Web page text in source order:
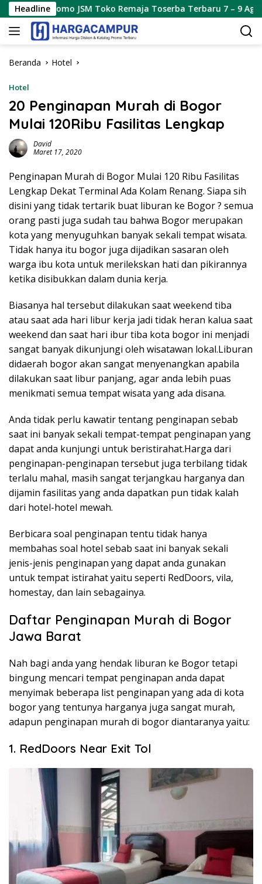
Langsung
ke
konten
Headline
Toko Remaja Toserba Terbaru 7 – 9 Agustus 2026
Beranda Hotel
Hotel
20 Penginapan Murah di Bogor
Mulai 120Ribu Fasilitas Lengkap
David
Maret 17, 2020
Penginapan Murah di Bogor Mulai 120 Ribu Fasilitas
Lengkap Dekat Terminal Ada Kolam Renang. Siapa sih
disini yang tidak tertarik buat liburan ke Bogor ? semua
orang pasti juga sudah tau bahwa Bogor merupakan
kota yang menyuguhkan banyak sekali tempat wisata.
Tidak hanya itu bogor juga dijadikan sasaran oleh
warga ibu kota untuk merilekskan hati dan pikirannya
ketika disibukkan dalam dunia kerja.
Biasanya hal tersebut dilakukan saat weekend tiba
atau saat ada hari libur kerja jadi tidak heran kalua saat
weekend dan saat hari ibur tiba kota bogor ini menjadi
sangat banyak dikunjungi oleh wisatawan lokal.Liburan
didaerah bogor akan sangat menyenangkan apabila
dilakukan saat libur panjang, agar anda lebih puas
menikmati semua tempat wisata yang ada disana.
Anda tidak perlu kawatir tentang penginapan sebab
saat ini banyak sekali tempat-tempat penginapan yang
dapat anda kunjungi untuk beristirahat.Harga dari
penginapan-penginapan tersebut juga terbilang tidak
terlalu mahal, masih sangat terjangkau harganya dan
dijamin fasilitas yang anda dapatkan pun tidak kalah
dari hotel-hotel mewah.
Berbicara soal penginapan tentu tidak hanya
membahas soal hotel sebab saat ini banyak sekali
jenis-jenis penginapan yang dapat anda gunakan
untuk tempat istirahat yaitu seperti RedDoors, vila,
homestay, dan lain sebagainya.
Daftar Penginapan Murah di Bogor
Jawa Barat
Nah bagi anda yang hendak liburan ke Bogor tetapi
bingung mencari tempat penginapan anda dapat
menyimak beberapa list penginapan yang ada di kota
bogor yang tentunya harganya juga sangat murah,
adapun penginapan murah di bogor diantaranya yaitu:
1. RedDoors Near Exit Tol